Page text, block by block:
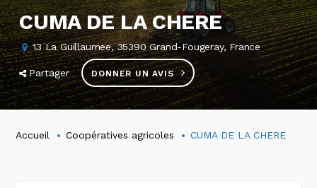
CUMA DE LA CHERE
13 La Guillaumee, 35390 Grand-Fougeray, France
Partager DONNER UN AVIS
Accueil Coopératives agricoles CUMA DE LA CHERE